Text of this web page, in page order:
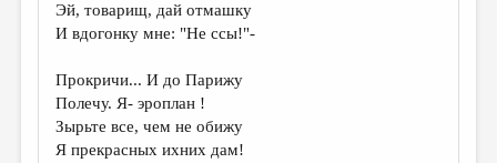
ДАЙДЖЕСТ
ПЕРЕВОДЫ
КОНКУРСЫ
Эй, товарищ, дай отмашку
И вдогонку мне: "Не ссы!"-
Прокричи... И до Парижу
Полечу. Я- эроплан !
Зырьте все, чем не обижу
Я прекрасных ихних дам!